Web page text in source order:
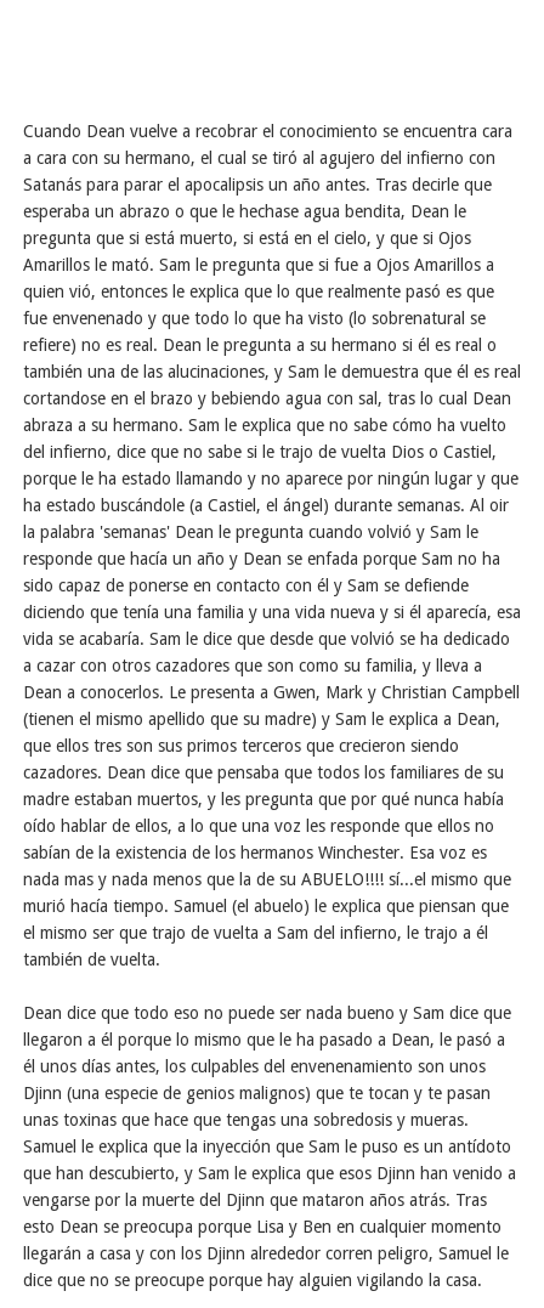
Cuando Dean vuelve a recobrar el conocimiento se encuentra cara
a cara con su hermano, el cual se tiró al agujero del infierno con
Satanás para parar el apocalipsis un año antes. Tras decirle que
esperaba un abrazo o que le hechase agua bendita, Dean le
pregunta que si está muerto, si está en el cielo, y que si Ojos
Amarillos le mató. Sam le pregunta que si fue a Ojos Amarillos a
quien vió, entonces le explica que lo que realmente pasó es que
fue envenenado y que todo lo que ha visto (lo sobrenatural se
refiere) no es real. Dean le pregunta a su hermano si él es real o
también una de las alucinaciones, y Sam le demuestra que él es real
cortandose en el brazo y bebiendo agua con sal, tras lo cual Dean
abraza a su hermano. Sam le explica que no sabe cómo ha vuelto
del infierno, dice que no sabe si le trajo de vuelta Dios o Castiel,
porque le ha estado llamando y no aparece por ningún lugar y que
ha estado buscándole (a Castiel, el ángel) durante semanas. Al oir
la palabra 'semanas' Dean le pregunta cuando volvió y Sam le
responde que hacía un año y Dean se enfada porque Sam no ha
sido capaz de ponerse en contacto con él y Sam se defiende
diciendo que tenía una familia y una vida nueva y si él aparecía, esa
vida se acabaría. Sam le dice que desde que volvió se ha dedicado
a cazar con otros cazadores que son como su familia, y lleva a
Dean a conocerlos. Le presenta a Gwen, Mark y Christian Campbell
(tienen el mismo apellido que su madre) y Sam le explica a Dean,
que ellos tres son sus primos terceros que crecieron siendo
cazadores. Dean dice que pensaba que todos los familiares de su
madre estaban muertos, y les pregunta que por qué nunca había
oído hablar de ellos, a lo que una voz les responde que ellos no
sabían de la existencia de los hermanos Winchester. Esa voz es
nada mas y nada menos que la de su ABUELO!!!! sí...el mismo que
murió hacía tiempo. Samuel (el abuelo) le explica que piensan que
el mismo ser que trajo de vuelta a Sam del infierno, le trajo a él
también de vuelta.
Dean dice que todo eso no puede ser nada bueno y Sam dice que
llegaron a él porque lo mismo que le ha pasado a Dean, le pasó a
él unos días antes, los culpables del envenenamiento son unos
Djinn (una especie de genios malignos) que te tocan y te pasan
unas toxinas que hace que tengas una sobredosis y mueras.
Samuel le explica que la inyección que Sam le puso es un antídoto
que han descubierto, y Sam le explica que esos Djinn han venido a
vengarse por la muerte del Djinn que mataron años atrás. Tras
esto Dean se preocupa porque Lisa y Ben en cualquier momento
llegarán a casa y con los Djinn alrededor corren peligro, Samuel le
dice que no se preocupe porque hay alguien vigilando la casa.